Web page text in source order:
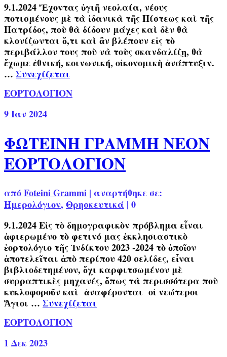
9.1.2024 Ἔχοντας ὑγιῆ νεολαία, νέους
ποτισμένους μὲ τὰ ἰδανικὰ τῆς Πίστεως καὶ τῆς
Πατρίδος, ποὺ θὰ δίδουν μάχες καὶ δὲν θὰ
κλονίζωνται ὅ,τι καὶ ἂν βλέπουν εἰς τὸ
περιβάλλον τους ποὺ νὰ τοὺς σκανδαλίζῃ, θὰ
ἔχωμε ἐθνική, κοινωνική, οἰκονομικὴ ἀνάπτυξιν.
… Συνεχίζεται
ΕΟΡΤΟΛΟΓΙΟΝ
9Ιαν 2024
ΦΩΤΕΙΝΗ ΓΡΑΜΜΗ ΝΕΟΝ
ΕΟΡΤΟΛΟΓΙΟΝ
απόFoteini Grammi | αναρτήθηκε σε:
Ημερολόγιον, Θρησκευτικά | 0
9.1.2024 Εἰς τὸ δημογραφικὸν πρόβλημα εἶναι
ἀφιερωμένο τὸ φετινό μας ἐκκλησιαστικὸ
ἑορτολόγιο τῆς Ἰνδίκτου 2023 -2024 τὸ ὁποῖον
ἀποτελεῖται ἀπὸ περίπου 420 σελίδες, εἶναι
βιβλιοδετημένον, ὄχι καρφιτσωμένον μὲ
συρραπτικὲς μηχανές, ὅπως τὰ περισσότερα ποὺ
κυκλοφοροῦν καὶ ἀναφέρονται οἱ νεώτεροι
Ἅγιοι … Συνεχίζεται
ΕΟΡΤΟΛΟΓΙΟΝ
1Δεκ 2023